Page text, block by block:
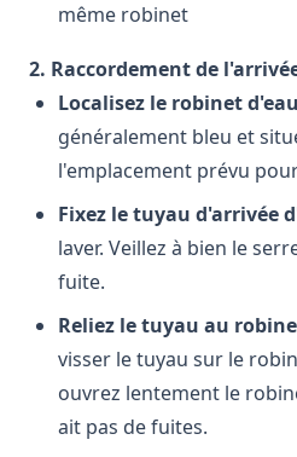
même robinet
2. Raccordement de
Localisez le robinet d'eau
généralement bleu et
l'emplacement prévu
Fixez le tuyau d'arrivée
laver. Veillez à bien le
fuite.
Reliez le tuyau au
visser le tuyau sur le
ouvrez lentement le
ait pas de fuites.